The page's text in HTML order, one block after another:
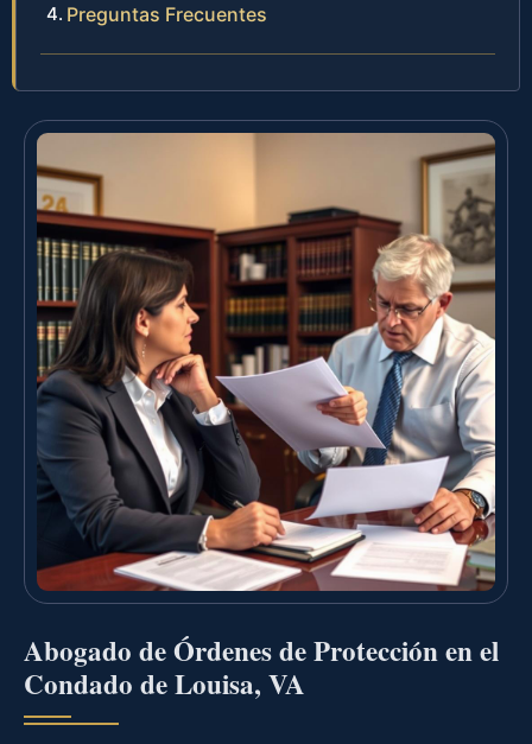
Preguntas Frecuentes
Abogado de Órdenes de Protección en el
Condado de Louisa, VA